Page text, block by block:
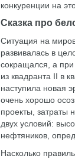
конкуренции на
Сказка про
Ситуация на
развивалась в
сокращался, а
из квадранта II в
наступила новая
очень хорошо
проекты, затраты
двух условий:
нефтяников,
Насколько